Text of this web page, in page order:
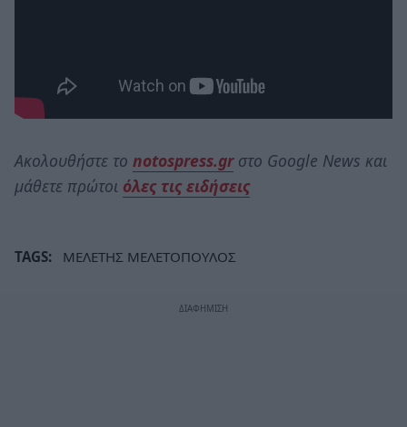
Ακολουθήστε το notospress.grστο Google News και
μάθετε πρώτοι όλες τις ειδήσεις
TAGS: ΜΕΛΕΤΗΣ ΜΕΛΕΤΟΠΟΥΛΟΣ